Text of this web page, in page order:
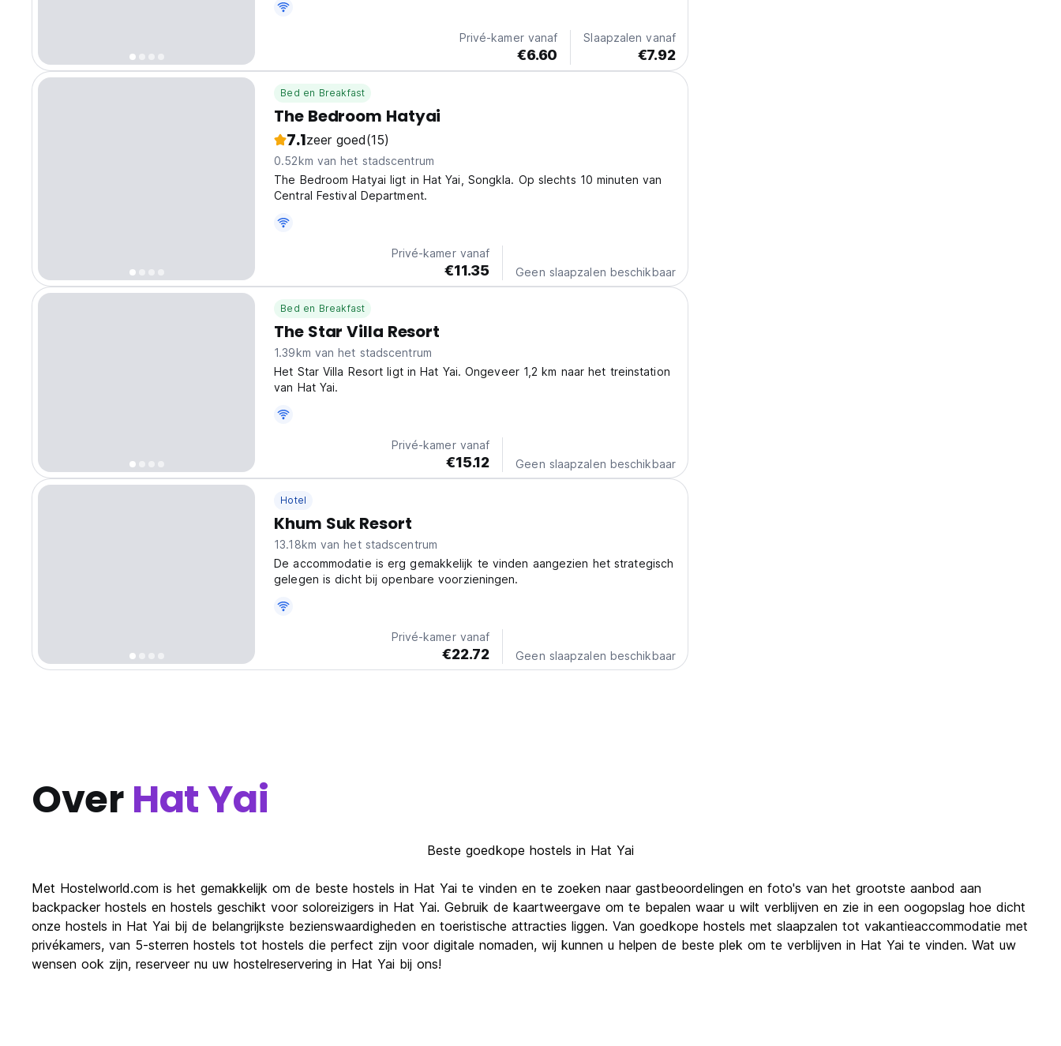
perfecte plek is om in contact te komen met medereizigers....
Privé-kamer vanaf
€6.60
Slaapzalen vanaf
€7.92
Bed en Breakfast
The Bedroom Hatyai
7.1zeer goed(15)
0.52km van het stadscentrum
The Bedroom Hatyai ligt in Hat Yai, Songkla. Op slechts 10 minuten van
Central Festival Department.
Privé-kamer vanaf
€11.35 Geen slaapzalen beschikbaar
Bed en Breakfast
The Star Villa Resort
1.39km van het stadscentrum
Het Star Villa Resort ligt in Hat Yai. Ongeveer 1,2 km naar het treinstation
van Hat Yai.
Privé-kamer vanaf
€15.12 Geen slaapzalen beschikbaar
Hotel
Khum Suk Resort
13.18km van het stadscentrum
De accommodatie is erg gemakkelijk te vinden aangezien het strategisch
gelegen is dicht bij openbare voorzieningen.
Privé-kamer vanaf
€22.72 Geen slaapzalen beschikbaar
OverHat Yai
Beste goedkope hostels in Hat Yai
Met Hostelworld.com is het gemakkelijk om de beste hostels in Hat Yai te vinden en te zoeken naar gastbeoordelingen en foto's van het grootste aanbod aan
backpacker hostels en hostels geschikt voor soloreizigers in Hat Yai. Gebruik de kaartweergave om te bepalen waar u wilt verblijven en zie in een oogopslag hoe dicht
onze hostels in Hat Yai bij de belangrijkste bezienswaardigheden en toeristische attracties liggen. Van goedkope hostels met slaapzalen tot vakantieaccommodatie met
privékamers, van 5-sterren hostels tot hostels die perfect zijn voor digitale nomaden, wij kunnen u helpen de beste plek om te verblijven in Hat Yai te vinden. Wat uw
wensen ook zijn, reserveer nu uw hostelreservering in Hat Yai bij ons!